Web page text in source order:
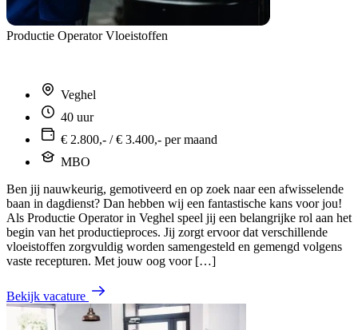
Productie Operator Vloeistoffen
Veghel
40 uur
€ 2.800,- / € 3.400,- per maand
MBO
Ben jij nauwkeurig, gemotiveerd en op zoek naar een afwisselende
baan in dagdienst? Dan hebben wij een fantastische kans voor jou!
Als Productie Operator in Veghel speel jij een belangrijke rol aan het
begin van het productieproces. Jij zorgt ervoor dat verschillende
vloeistoffen zorgvuldig worden samengesteld en gemengd volgens
vaste recepturen. Met jouw oog voor […]
Bekijk vacature